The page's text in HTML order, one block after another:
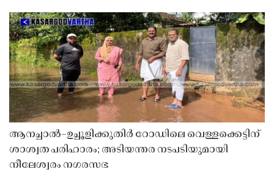
ആനച്ചാൽ–ഉച്ചൂളിക്കുതിർ റോഡിലെ വെള്ളക്കെട്ടിന്
ശാശ്വത പരിഹാരം; അടിയന്തര നടപടിയുമായി
നീലേശ്വരം നഗരസഭ